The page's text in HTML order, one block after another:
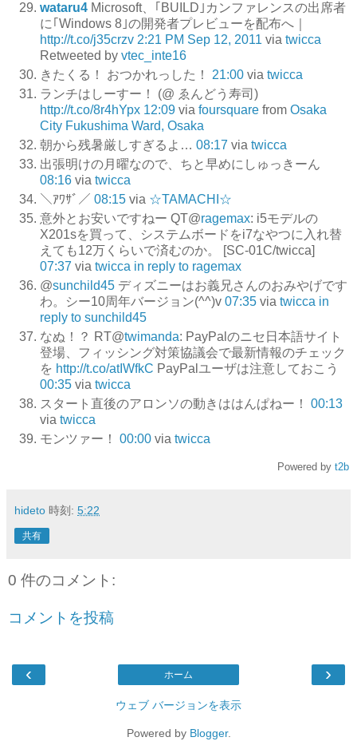
wataru4 Microsoft、｢BUILD｣カンファレンスの出席者
に｢Windows 8｣の開発者プレビューを配布へ｜
http://t.co/j35crzv 2:21 PM Sep 12, 2011 via twicca
Retweeted by vtec_inte16
きたくる！ おつかれっした！
21:00 via twicca
ランチはしーすー！ (@ ゑんどう寿司)
http://t.co/8r4hYpx 12:09 via foursquare from Osaka
City Fukushima Ward, Osaka
朝から残暑厳しすぎるよ… 08:17 via twicca
出張明けの月曜なので、ちと早めにしゅっきーん
08:16 via twicca
＼ｱﾜｻﾞ／ 08:15 via ☆TAMACHI☆
意外とお安いですねー QT@ragemax: i5モデルの
X201sを買って、システムボードをi7なやつに入れ替
えても12万くらいで済むのか。 [SC-01C/twicca]
07:37 via twicca in reply to ragemax
@sunchild45 ディズニーはお義兄さんのおみやげです
わ。シー10周年バージョン(^^)v 07:35 via twicca in
reply to sunchild45
なぬ！？ RT@twimanda: PayPalのニセ日本語サイト
登場、フィッシング対策協議会で最新情報のチェック
を http://t.co/atIWfkC PayPalユーザは注意しておこう
00:35 via twicca
スタート直後のアロンソの動きははんぱねー！
00:13
via twicca
モンツァー！
00:00 via twicca
Powered by t2b
hideto 時刻: 5:22
共有
0 件のコメント:
コメントを投稿
‹ ›
ホーム
ウェブ バージョンを表示
Powered by Blogger.